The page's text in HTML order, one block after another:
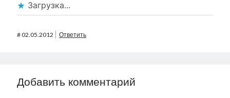
Загрузка...
#02.05.2012 Ответить
Добавить комментарий